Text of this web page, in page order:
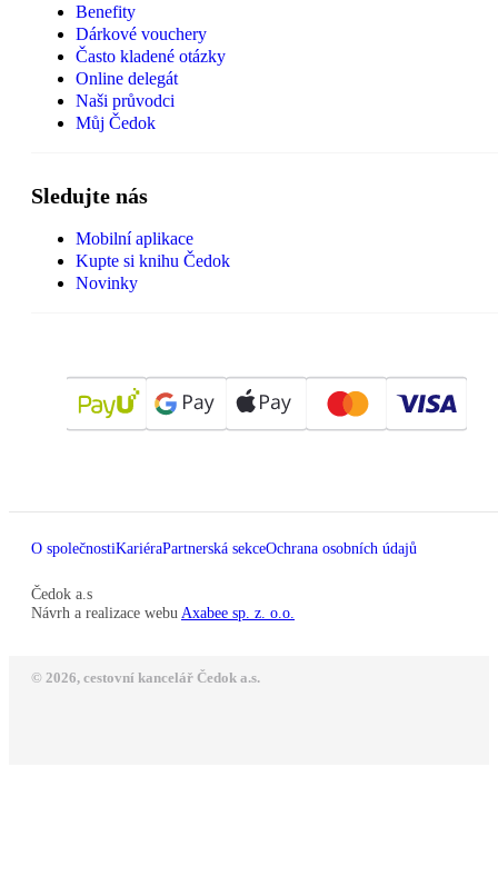
Benefity
Dárkové vouchery
Často kladené otázky
Online delegát
Naši průvodci
Můj Čedok
Sledujte nás
Mobilní aplikace
Kupte si knihu Čedok
Novinky
O společnostiKariéraPartnerská sekceOchrana osobních údajů
Čedok a.s
Návrh a realizace webu Axabee sp. z. o.o.
© 2026, cestovní kancelář Čedok a.s.